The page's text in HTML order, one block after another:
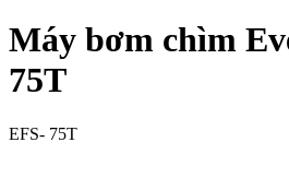
Máy bơm chìm
75T
EFS- 75T